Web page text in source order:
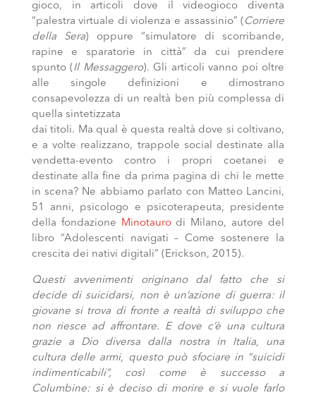
gioco, in articoli dove il videogioco diventa
“palestra virtuale di violenza e assassinio” ( Corriere
della Sera) oppure “simulatore di scorribande,
rapine e sparatorie in città” da cui prendere
spunto ( Il Messaggero). Gli articoli vanno poi oltre
alle singole definizioni e dimostrano
consapevolezza di un realtà ben più complessa di
quella sintetizzata
dai titoli. Ma qual è questa realtà dove si coltivano,
e a volte realizzano, trappole social destinate alla
vendetta-evento contro i propri coetanei e
destinate alla fine da prima pagina di chi le mette
in scena? Ne abbiamo parlato con Matteo Lancini,
51 anni, psicologo e psicoterapeuta, presidente
della fondazione Minotaurodi Milano, autore del
libro “Adolescenti navigati – Come sostenere la
crescita dei nativi digitali” (Erickson, 2015).
Questi avvenimenti originano dal fatto che si
decide di suicidarsi, non è un’azione di guerra: il
giovane si trova di fronte a realtà di sviluppo che
non riesce ad affrontare. E dove c’è una cultura
grazie a Dio diversa dalla nostra in Italia, una
cultura delle armi, questo può sfociare in “suicidi
indimenticabili”, così come è successo a
Columbine: si è deciso di morire e si vuole farlo